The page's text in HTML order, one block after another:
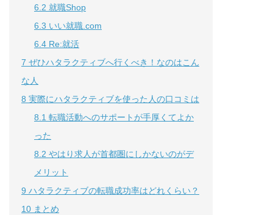
6.2 就職Shop
6.3 いい就職.com
6.4 Re:就活
7 ぜひハタラクティブへ行くべき！なのはこん
な人
8 実際にハタラクティブを使った人の口コミは
8.1 転職活動へのサポートが手厚くてよか
った
8.2 やはり求人が首都圏にしかないのがデ
メリット
9 ハタラクティブの転職成功率はどれくらい？
10 まとめ